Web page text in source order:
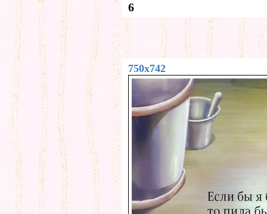
6
750x742